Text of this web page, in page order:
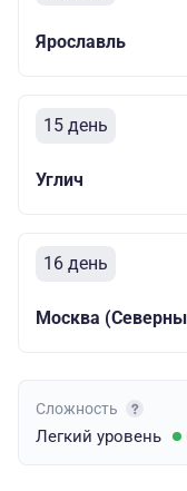
Ярославль
15 день
Углич
16 день
Москва
Сложность
Легкий уровень